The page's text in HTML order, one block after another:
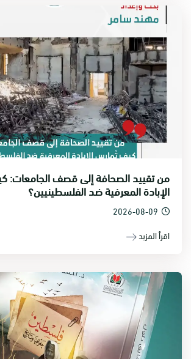
من تقييد الصحافة إلى قصف الجامعات:
الإبادة المعرفية ضد الفلسطينيين؟
2026-08-09
اقرأ المزيد